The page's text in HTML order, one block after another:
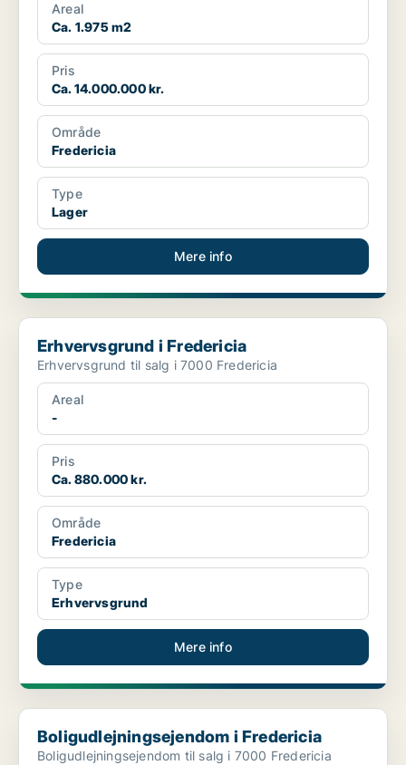
Areal
Ca. 1.975 m2
Pris
Ca. 14.000.000 kr.
Område
Fredericia
Type
Lager
Mere info
Erhvervsgrund i Fredericia
Erhvervsgrund i Fredericia
Erhvervsgrund til salg i 7000 Fredericia
Areal
-
Pris
Ca. 880.000 kr.
Område
Fredericia
Type
Erhvervsgrund
Mere info
Boligudlejningsejendom i Fredericia
Boligudlejningsejendom i Fredericia
Boligudlejningsejendom til salg i 7000 Fredericia